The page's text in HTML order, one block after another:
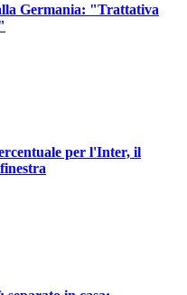
Germania: "Trattativa
per l'Inter, il